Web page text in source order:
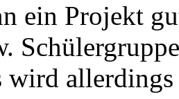
ein Projekt
wird